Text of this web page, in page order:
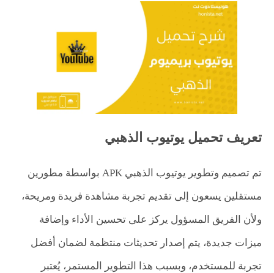
تعريف تحميل يوتيوب الذهبي
تم تصميم وتطوير يوتيوب الذهبي APK بواسطة مطورين
مستقلين يسعون إلى تقديم تجربة مشاهدة فريدة ومريحة،
ولأن الفريق المسؤول يركز على تحسين الأداء وإضافة
ميزات جديدة، يتم إصدار تحديثات منتظمة لضمان أفضل
تجربة للمستخدم، وبسبب هذا التطوير المستمر، يُعتبر